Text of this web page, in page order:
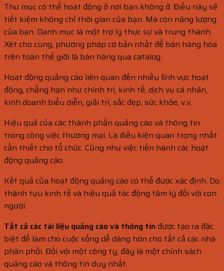
Thư mục có thể hoạt động ở nơi bạn không ở. Điều này sẽ
tiết kiệm không chỉ thời gian của bạn. Mà còn năng lượng
của bạn. Danh mục là một trợ lý thực sự và trung thành.
Xét cho cùng, phương pháp cơ bản nhất để bán hàng hóa
trên toàn thế giới là bán hàng qua catalog.
Hoạt động quảng cáo liên quan đến nhiều lĩnh vực hoạt
động, chẳng hạn như chính trị, kinh tế, dịch vụ cá nhân,
kinh doanh biểu diễn, giải trí, sắc đẹp, sức khỏe, v.v.
Hiệu quả của các thành phần quảng cáo và thông tin
trong công việc thương mại. Là điều kiện quan trọng nhất
cần thiết cho tổ chức. Cũng như việc tiến hành các hoạt
động quảng cáo.
Kết quả của hoạt động quảng cáo có thể được xác định. Do
thành tựu kinh tế và hiệu quả tác động tâm lý đối với con
người.
Tất cả các tài liệu quảng cáo và thông tin được tạo ra đặc
biệt để làm cho cuộc sống dễ dàng hơn cho tất cả các nhà
phân phối. Đối với một công ty, đây là một chính sách
quảng cáo và thông tin duy nhất.